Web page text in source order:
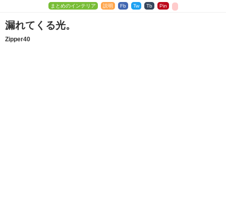
まとめのインテリア 説明 Fb Tw Tb Pin
漏れてくる光。
Zipper40